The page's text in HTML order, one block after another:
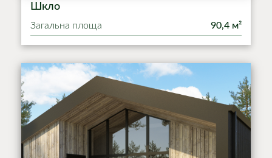
Шкло
Загальна площа 90,4 м²